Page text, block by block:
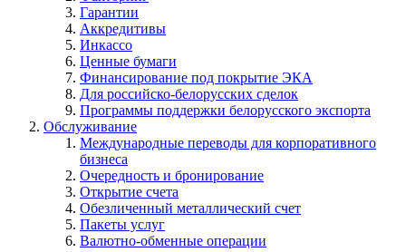
Гарантии
Аккредитивы
Инкассо
Ценные бумаги
Финансирование под покрытие ЭКА
Для российско-белорусских сделок
Программы поддержки белорусского экспорта
Обслуживание
Международные переводы для корпоративного
бизнеса
Очередность и бронирование
Открытие счета
Обезличенный металлический счет
Пакеты услуг
Валютно-обменные операции